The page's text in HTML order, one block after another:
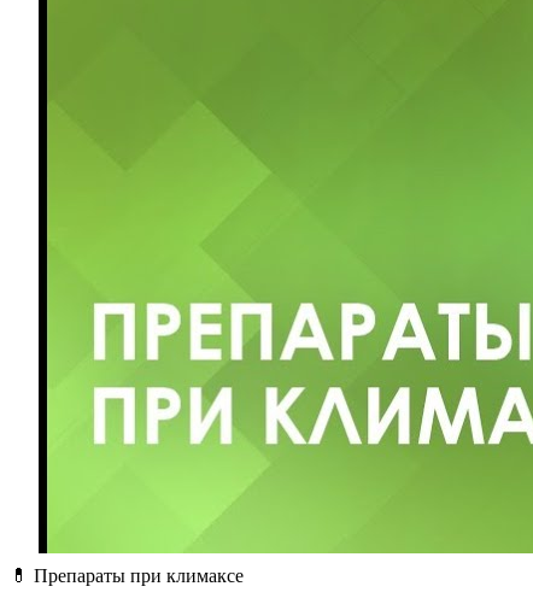
💊 Препараты при климаксе